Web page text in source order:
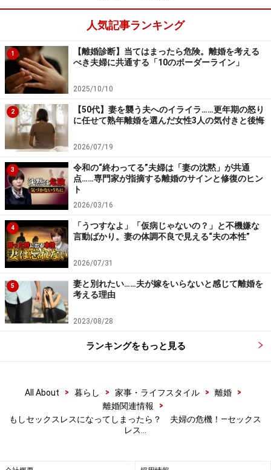
人気記事ランキング
1
【離婚診断】当てはまったら危険。離婚を考える
べき夫婦に共通する「10のボーダーライン」
2025/10/10
2
【50代】妻を襲う夫へのイライラ……更年期の怒り
に任せて熟年離婚を選んだ女性3人の気付きと後悔
2026/07/19
3
令和の“終わってる”夫婦は「妻の沈黙」が共通
点……専門家が指摘する離婚のサインと修復のヒン
ト
2026/03/16
4
「うつすなよ」「仮病じゃないの？」と不機嫌な
言動ばかり。妻の体調不良で見える“夫の本性”
2026/07/31
5
妻と別れたい……夫が嫁をいらないと感じて離婚を
考える理由
2023/08/28
ランキングをもっと見る
All About > 暮らし > 家事・ライフスタイル > 離婚
>
離婚関連情報
>
もしセックスレスになってしまったら？ 夫婦の危機！―セックス
レス…